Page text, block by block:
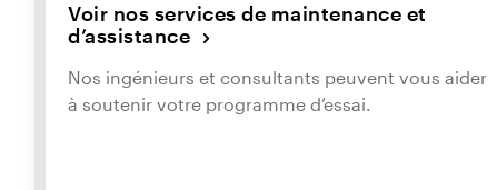
Voir nos services de maintenance et
d’assistance
Nos ingénieurs et consultants peuvent vous aider
à soutenir votre programme d’essai.